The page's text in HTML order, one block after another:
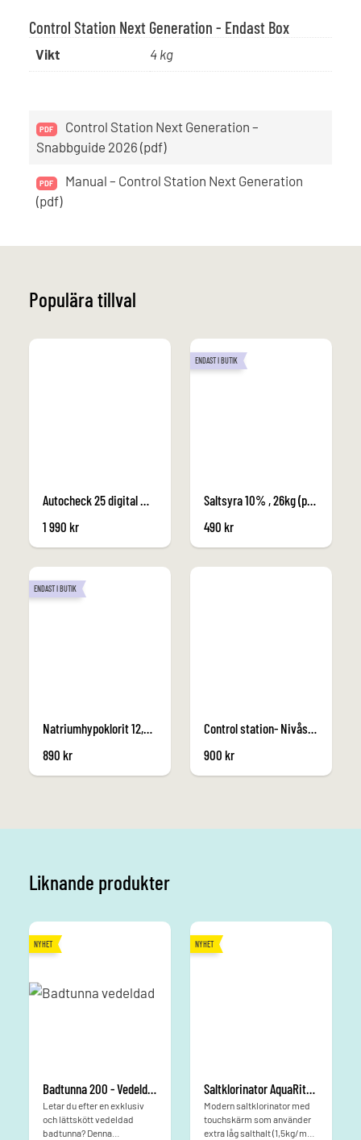
Control Station Next Generation - Endast Box
Vikt 4 kg
Control Station Next Generation –
Snabbguide 2026 (pdf)
Manual – Control Station Next Generation
(pdf)
Populära tillval
Autocheck 25 digital mätare för klor -pH-cynursyra, alk
1 990 kr
ENDAST I BUTIK
Saltsyra 10% , 26kg (pH-sänkande)
490 kr
ENDAST I BUTIK
Natriumhypoklorit 12,5%, 30Kg (Flytande klor)
890 kr
Control station- Nivåsensor för tank
900 kr
Liknande produkter
NYHET
Badtunna 200 - Vedeldad
Letar du efter en exklusiv
och lättskött vedeldad
badtunna? Denna
NYHET
Saltklorinator AquaRite HC Low Salt
Modern saltklorinator med
touchskärm som använder
extra låg salthalt (1,5kg/m3).